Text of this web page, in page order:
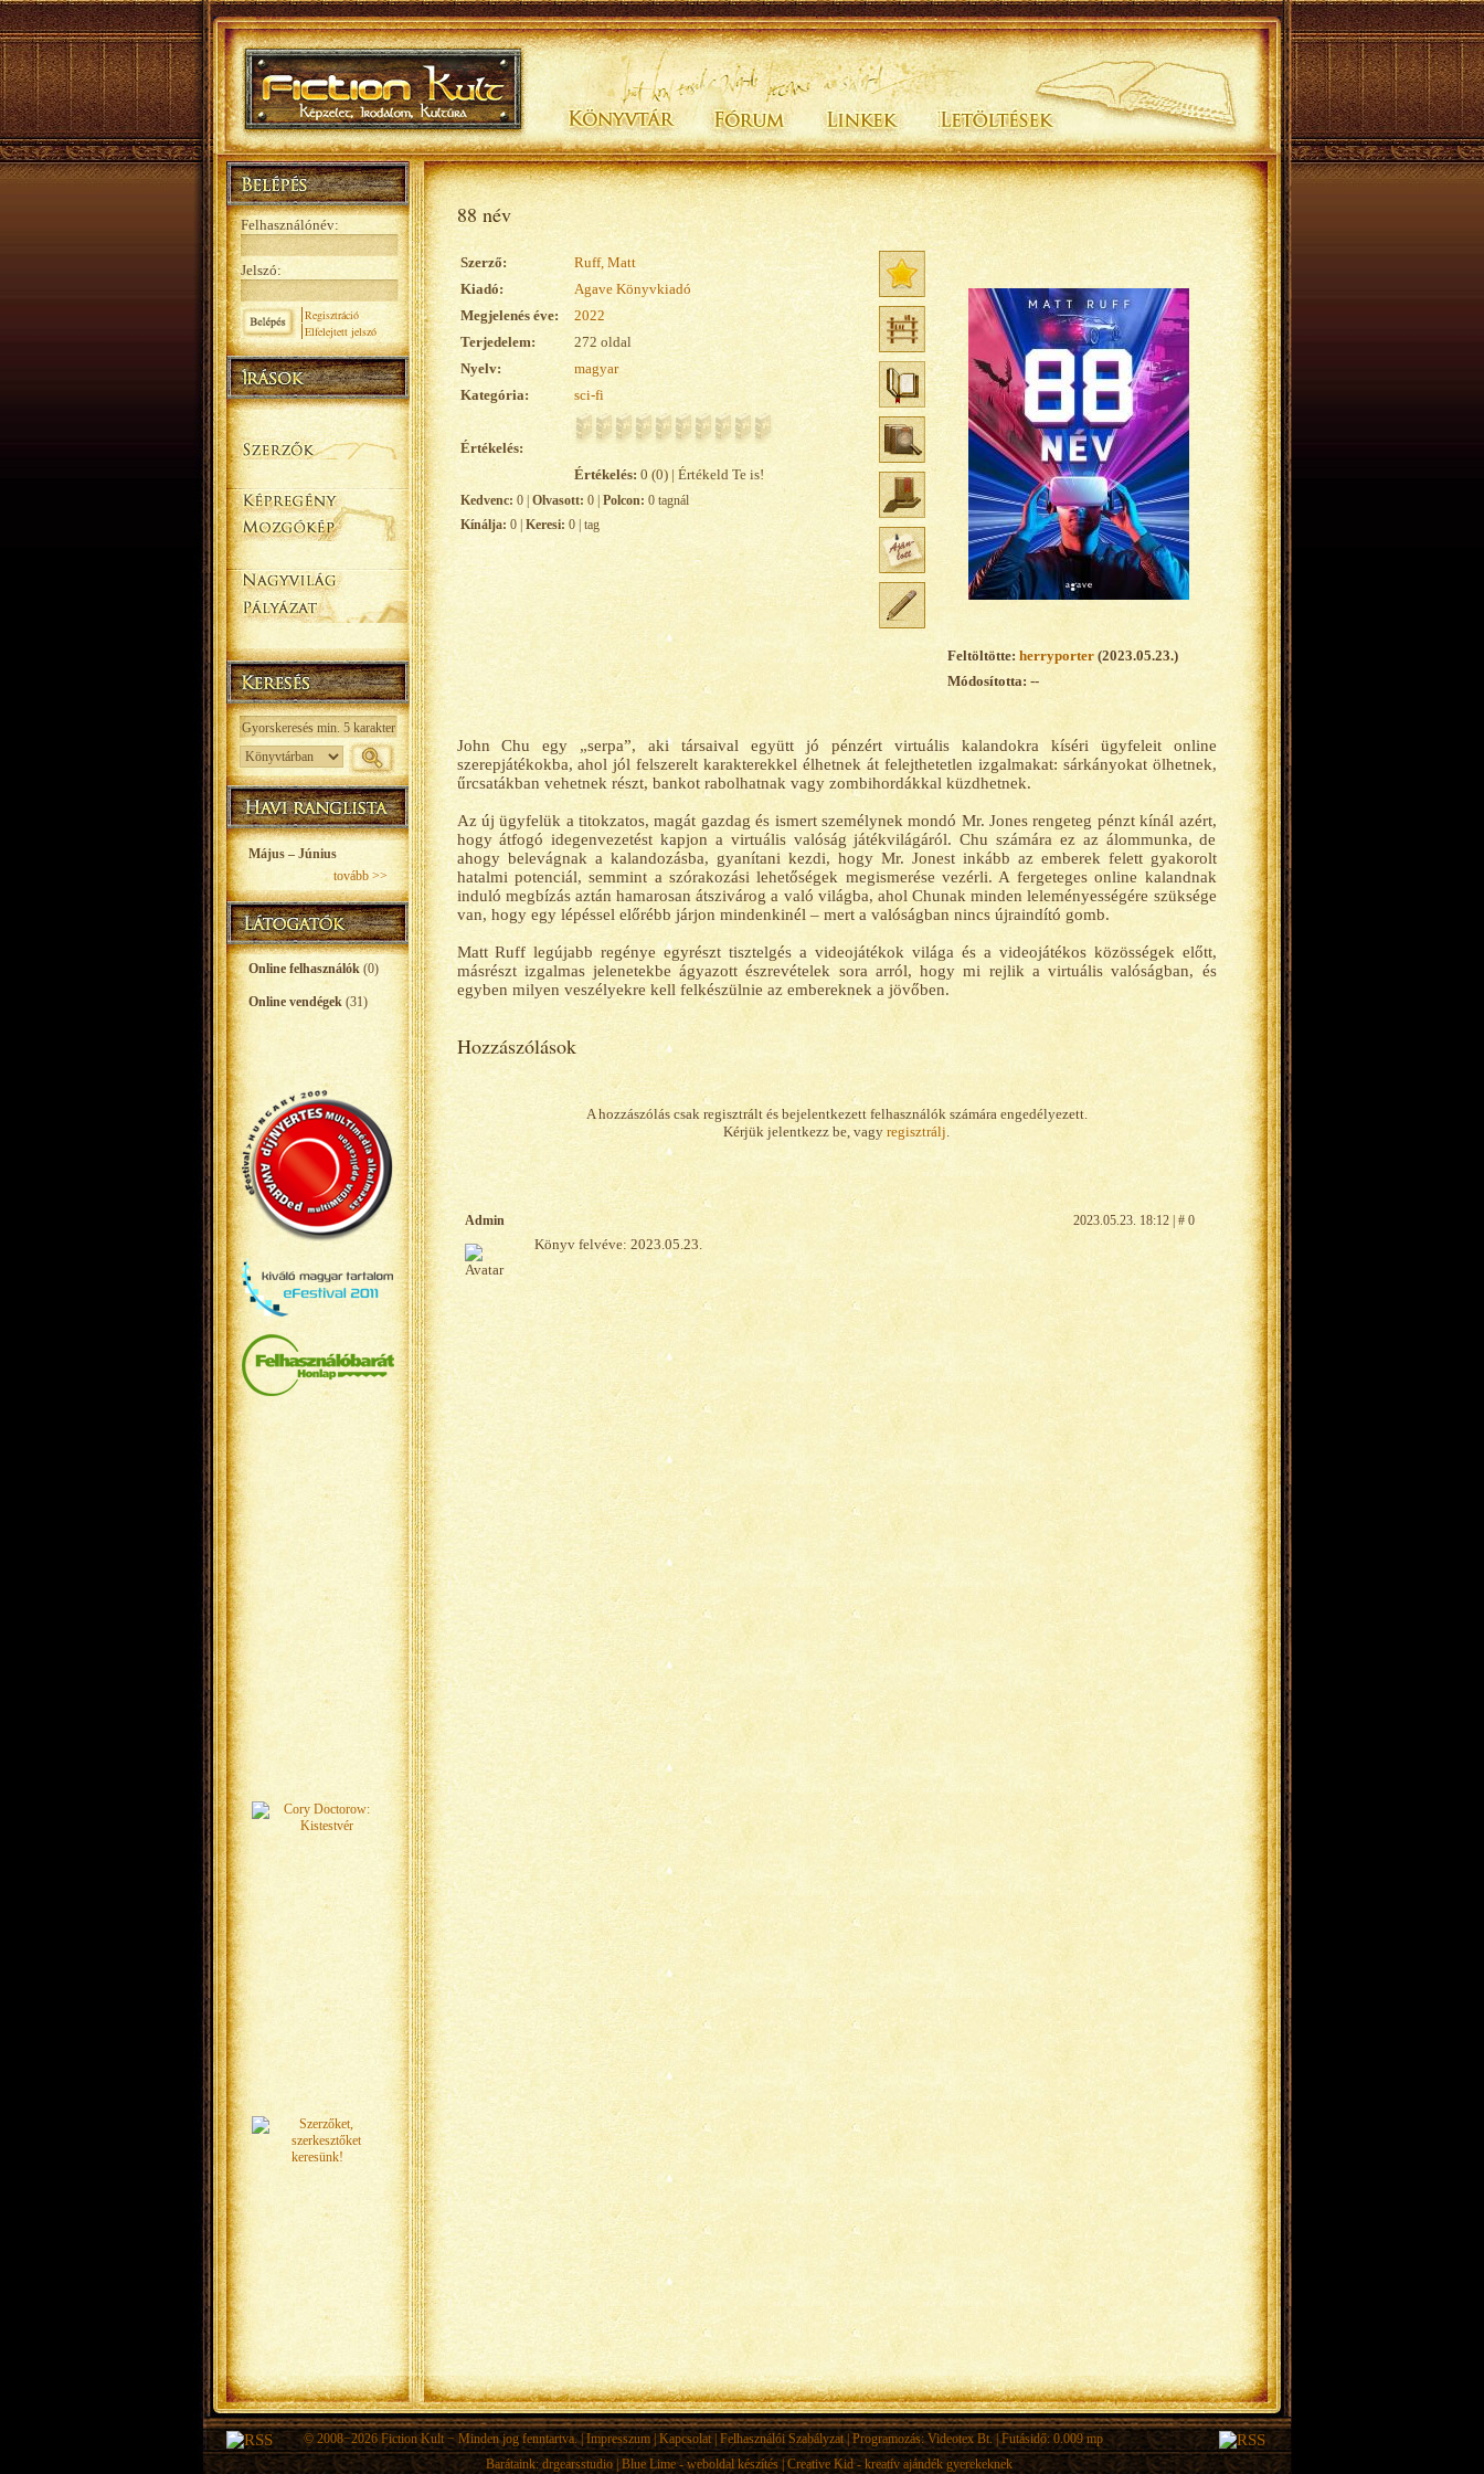
Felhasználónév:
Jelszó:
Regisztráció
Elfelejtett jelszó
Május – Június
tovább >>
Online felhasználók (0)
Online vendégek(31)
88 név
Feltöltötte: herryporter(2023.05.23.)
Módosította: --
Szerző:
Ruff, Matt
Kiadó:
Agave Könyvkiadó
Megjelenés éve:
2022
Terjedelem:
272 oldal
Nyelv:
magyar
Kategória:
sci-fi
Értékelés:
Értékelés: 0 (0) | Értékeld Te is!
Kedvenc: 0 | Olvasott: 0 | Polcon: 0 tagnál
Kínálja: 0 | Keresi: 0 | tag
John Chu egy „serpa”, aki társaival együtt jó pénzért virtuális kalandokra kíséri ügyfeleit online
szerepjátékokba, ahol jól felszerelt karakterekkel élhetnek át felejthetetlen izgalmakat: sárkányokat ölhetnek,
űrcsatákban vehetnek részt, bankot rabolhatnak vagy zombihordákkal küzdhetnek.
Az új ügyfelük a titokzatos, magát gazdag és ismert személynek mondó Mr. Jones rengeteg pénzt kínál azért,
hogy átfogó idegenvezetést kapjon a virtuális valóság játékvilágáról. Chu számára ez az álommunka, de
ahogy belevágnak a kalandozásba, gyanítani kezdi, hogy Mr. Jonest inkább az emberek felett gyakorolt
hatalmi potenciál, semmint a szórakozási lehetőségek megismerése vezérli. A fergeteges online kalandnak
induló megbízás aztán hamarosan átszivárog a való világba, ahol Chunak minden leleményességére szüksége
van, hogy egy lépéssel előrébb járjon mindenkinél – mert a valóságban nincs újraindító gomb.
Matt Ruff legújabb regénye egyrészt tisztelgés a videojátékok világa és a videojátékos közösségek előtt,
másrészt izgalmas jelenetekbe ágyazott észrevételek sora arról, hogy mi rejlik a virtuális valóságban, és
egyben milyen veszélyekre kell felkészülnie az embereknek a jövőben.
Hozzászólások
A hozzászólás csak regisztrált és bejelentkezett felhasználók számára engedélyezett.
Kérjük jelentkezz be, vagy regisztrálj.
Admin 2023.05.23. 18:12 | # 0
Könyv felvéve: 2023.05.23.
© 2008−2026 Fiction Kult− Minden jog fenntartva. | Impresszum| Kapcsolat| Felhasználói Szabályzat| Programozás:Videotex Bt. | Futásidő: 0.009 mp
Barátaink:drgearsstudio| Blue Lime - weboldal készítés|Creative Kid - kreatív ajándék gyerekeknek